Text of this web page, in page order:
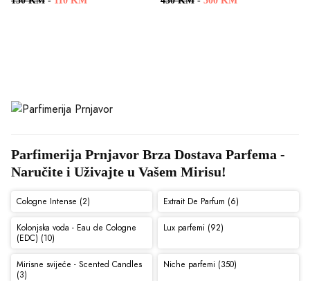
Parfimerija Prnjavor Brza Dostava Parfema -
Naručite i Uživajte u Vašem Mirisu!
Cologne Intense (2) Extrait De Parfum (6)
Kolonjska voda - Eau de Cologne
(EDC) (10)
Lux parfemi (92)
Mirisne svijeće - Scented Candles
(3)
Niche parfemi (350)